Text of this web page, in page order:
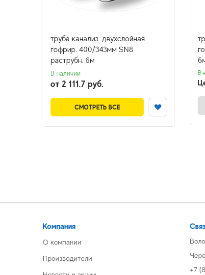
труба канализ. двухслойная
гофрир. 400/343мм SN8
раструбн. 6м
В наличии
от 2 111.7 руб.
СМОТРЕТЬ ВСЕ
В
Компания
О компании
Производители
+7